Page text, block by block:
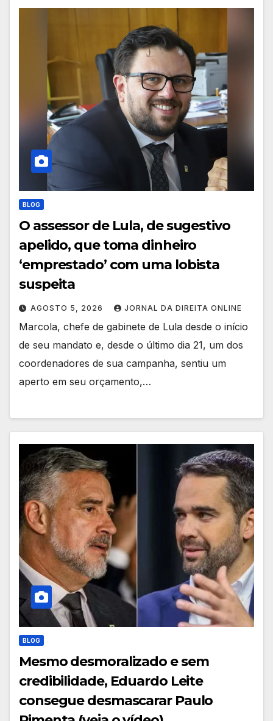
BLOG
O assessor de Lula, de sugestivo
apelido, que toma dinheiro
‘emprestado’ com uma lobista
suspeita
AGOSTO 5, 2026 JORNAL DA DIREITA ONLINE
Marcola, chefe de gabinete de Lula desde o início
de seu mandato e, desde o último dia 21, um dos
coordenadores de sua campanha, sentiu um
aperto em seu orçamento,…
BLOG
Mesmo desmoralizado e sem
credibilidade, Eduardo Leite
consegue desmascarar Paulo